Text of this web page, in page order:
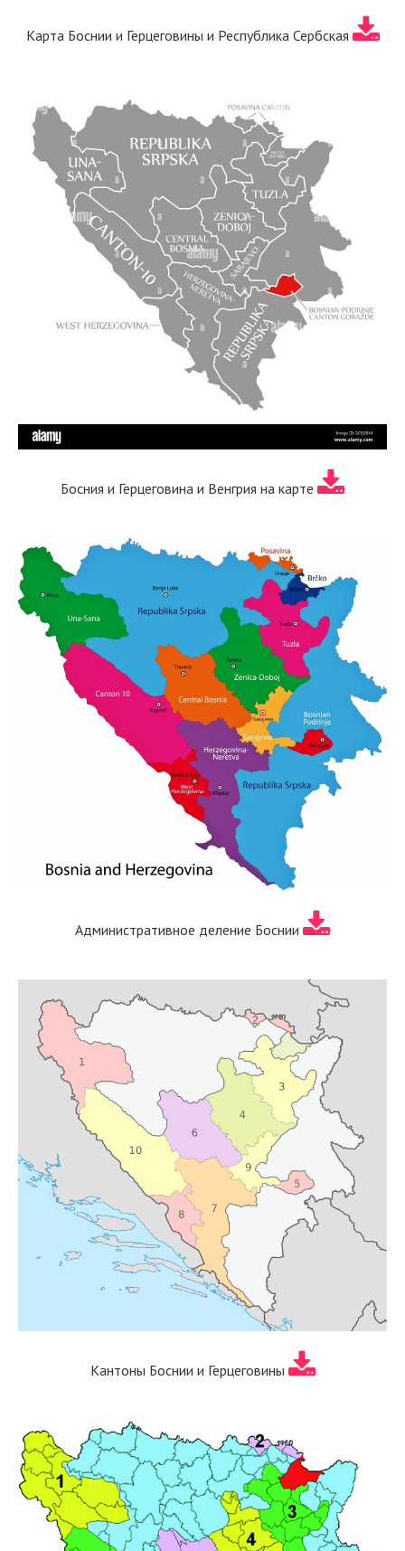
Карта Боснии и Герцеговины и Республика Сербская
Босния и Герцеговина и Венгрия на карте
Административное деление Боснии
Кантоны Боснии и Герцеговины